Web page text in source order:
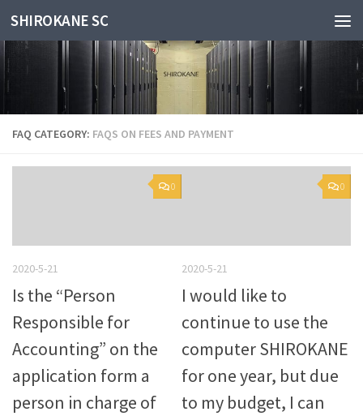
Skip to content
SHIROKANE SC
FAQ CATEGORY: FAQS ON FEES AND PAYMENT
0
2020-5-21
Is the “Person
Responsible for
Accounting” on the
application form a
person in charge of
0
2020-5-21
I would like to
continue to use the
computer SHIROKANE
for one year, but due
to my budget, I can